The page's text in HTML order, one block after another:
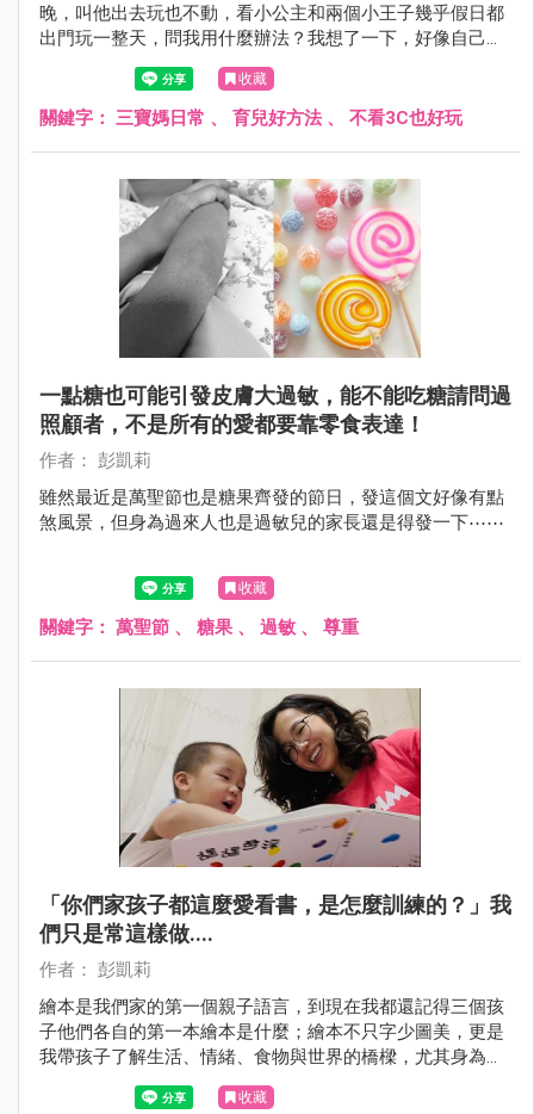
晚，叫他出去玩也不動，看小公主和兩個小王子幾乎假日都
出門玩一整天，問我用什麼辦法？我想了一下，好像自己也
沒有什麼厲害的管理方法，唯一比較常做的就是不斷陪他們
發現好玩的事～
收藏
關鍵字： 三寶媽日常 、 育兒好方法 、 不看3C也好玩
一點糖也可能引發皮膚大過敏，能不能吃糖請問過
照顧者，不是所有的愛都要靠零食表達！
作者： 彭凱莉
雖然最近是萬聖節也是糖果齊發的節日，發這個文好像有點
煞風景，但身為過來人也是過敏兒的家長還是得發一下⋯⋯
收藏
關鍵字： 萬聖節 、 糖果 、 過敏 、 尊重
「你們家孩子都這麼愛看書，是怎麼訓練的？」我
們只是常這樣做....
作者： 彭凱莉
繪本是我們家的第一個親子語言，到現在我都還記得三個孩
子他們各自的第一本繪本是什麼；繪本不只字少圖美，更是
我帶孩子了解生活、情緒、食物與世界的橋樑，尤其身為食
育講師，我也經常用繪本打開孩子的好奇心
收藏